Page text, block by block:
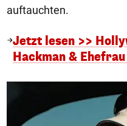
auftauchten.
Jetzt lesen >>
Hackman &